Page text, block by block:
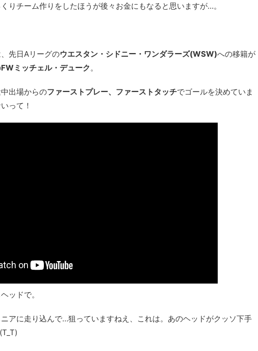
りチーム作りをしたほうが後々お金にもなると思いますが…。
先日Aリーグのウエスタン・シドニー・ワンダラーズ(WSW)への移籍が
FWミッチェル・デューク。
出場からのファーストプレー、ファーストタッチでゴールを決めていま
って！
ッドで。
アに走り込んで…狙っていますねえ、これは。あのヘッドがクッソ下手